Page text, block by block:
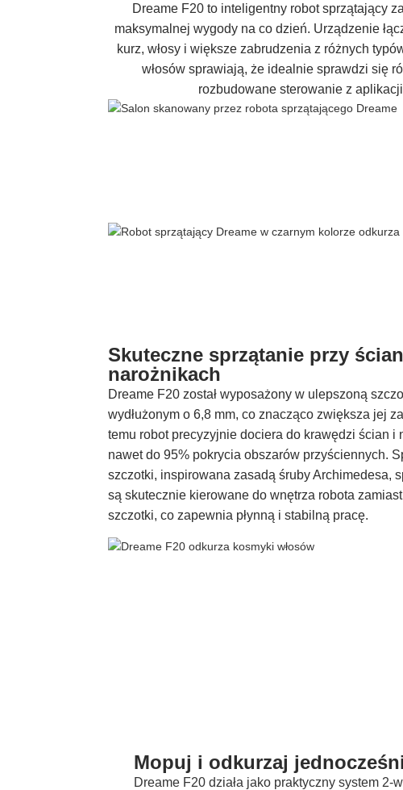
Dreame F20 to inteligentny robot sprzątający
maksymalnej wygody na co dzień. Urządzenie
kurz, włosy i większe zabrudzenia z różnych
włosów sprawiają, że idealnie sprawdzi się
rozbudowane sterowanie z
Skuteczne sprzątanie przy
narożnikach
Dreame F20 został wyposażony w ulepszoną
wydłużonym o 6,8 mm, co znacząco zwiększa jej
temu robot precyzyjnie dociera do krawędzi ścian i
nawet do 95% pokrycia obszarów przyściennych.
szczotki, inspirowana zasadą śruby Archimedesa,
są skutecznie kierowane do wnętrza robota
szczotki, co zapewnia płynną i stabilną pracę.
Mopuj i odkurzaj
Dreame F20 działa jako praktyczny system 2-